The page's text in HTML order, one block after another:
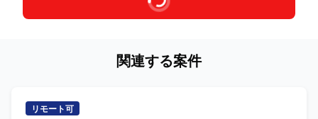
関連する案件
リモート可